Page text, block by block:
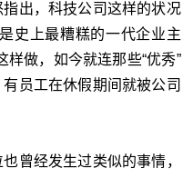
出，科技公司这样的状况
史上最糟糕的一代企业主
样做，如今就连那些“优秀”
员工在休假期间就被公司
曾经发生过类似的事情，